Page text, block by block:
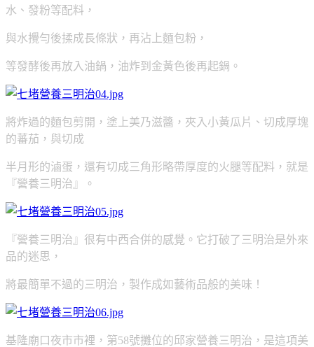
水、發粉等配料，
與水攪勻後揉成長條狀，再沾上麵包粉，
等發酵後再放入油鍋，油炸到金黃色後再起鍋。
將炸過的麵包剪開，塗上美乃滋醬，夾入小黃瓜片、切成厚塊
的蕃茄， 與切成
半月形的滷蛋，還有切成三角形略帶厚度的火腿等配料，就是
『營養三明治』。
『營養三明治』很有中西合併的感覺。它打破了三明治是外來
品的迷思，
將最簡單不過的三明治，製作成如藝術品般的美味！
基隆廟口夜市市裡，第58號攤位的邱家營養三明治，是這項美